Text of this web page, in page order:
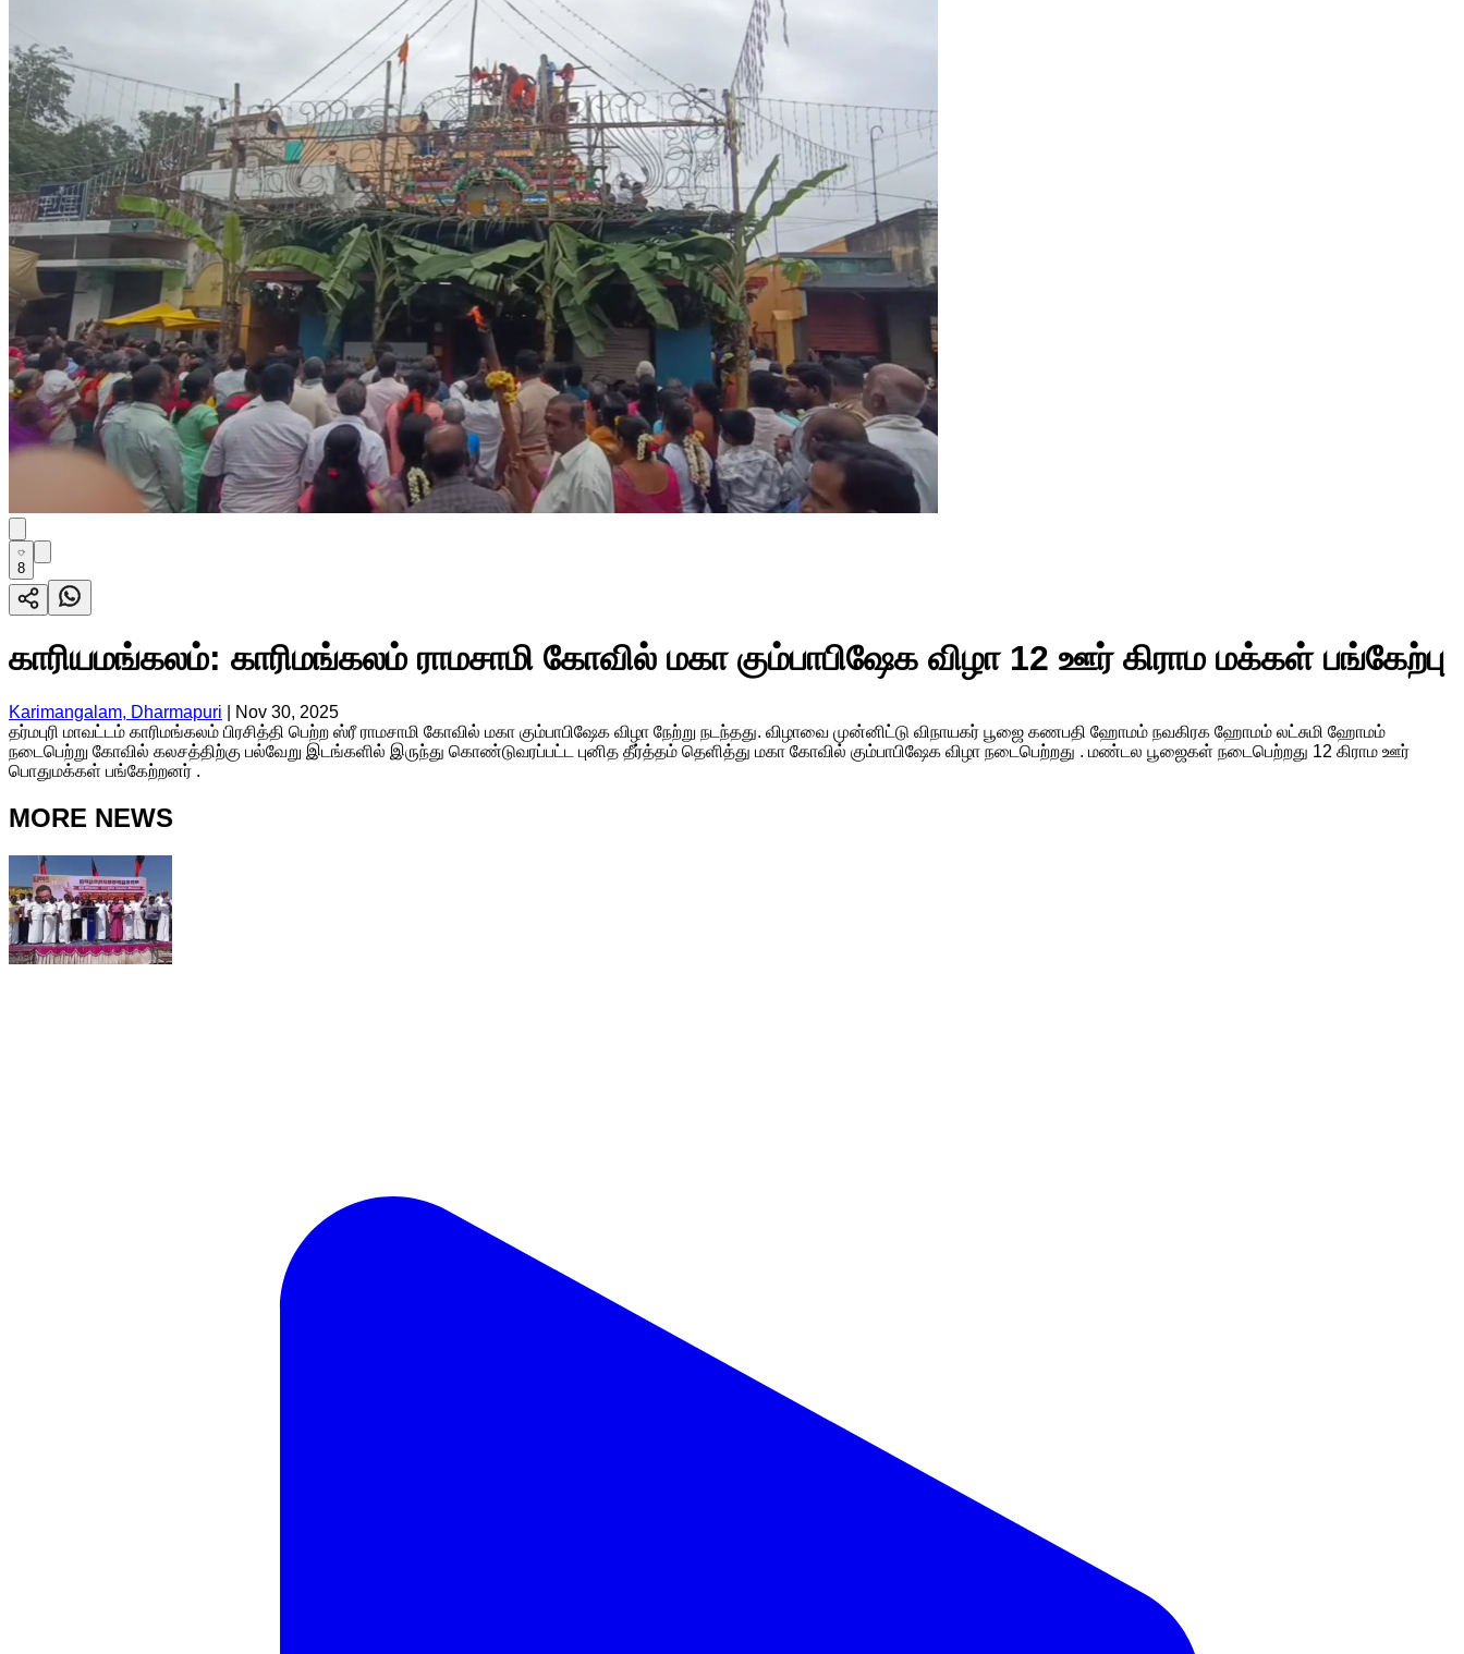
8
காரியமங்கலம்: காரிமங்கலம் ராமசாமி கோவில் மகா கும்பாபிஷேக விழா 12 ஊர் கிராம மக்கள் பங்கேற்பு
Karimangalam, Dharmapuri
Nov 30, 2025
தர்மபுரி மாவட்டம் காரிமங்கலம் பிரசித்தி பெற்ற ஸ்ரீ ராமசாமி கோவில் மகா கும்பாபிஷேக விழா நேற்று நடந்தது. விழாவை முன்னிட்டு விநாயகர் பூஜை கணபதி ஹோமம் நவகிரக ஹோமம் லட்சுமி ஹோமம்
நடைபெற்று கோவில் கலசத்திற்கு பல்வேறு இடங்களில் இருந்து கொண்டுவரப்பட்ட புனித தீர்த்தம் தெளித்து மகா கோவில் கும்பாபிஷேக விழா நடைபெற்றது . மண்டல பூஜைகள் நடைபெற்றது 12 கிராம ஊர்
பொதுமக்கள் பங்கேற்றனர் .
MORE NEWS